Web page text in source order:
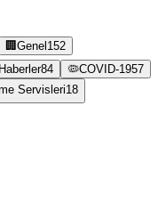
🏢 Genel 152
84 🦠COVID-1957
Servisleri18